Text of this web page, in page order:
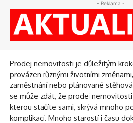
- Reklama -
Prodej nemovitosti je důležitým
provázen různými životními
zaměstnání nebo plánované
se může zdát, že prodej
kterou stačíte sami, skrývá mnoho
komplikací. Mnoho starostí i času